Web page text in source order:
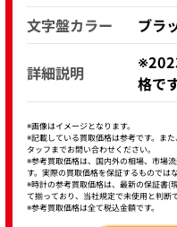
文字盤カラー
ブラ
詳細説明
格で
※画像はイメージとなります。
※記載している買取価格は参考です。ま
タッフまでお問い合わせください。
※参考買取価格は、国内外の相場、市場
す。実際の買取価格を保証するものでは
※時計の参考買取価格は、最新の保証書(
て揃っており、当社規定で未使用と判断
※参考買取価格は全て税込金額です。